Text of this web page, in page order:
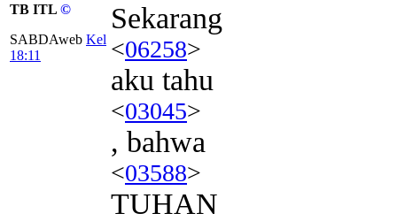
TB ITL ©
SABDAweb Kel
18:11
Sekarang
<06258>
aku tahu
<03045>
, bahwa
<03588>
TUHAN